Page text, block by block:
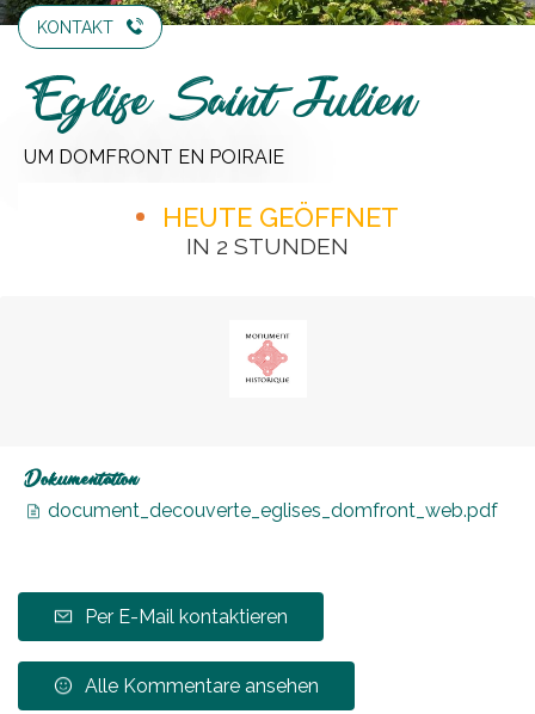
KONTAKT
Eglise Saint Julien
UM DOMFRONT EN POIRAIE
HEUTE GEÖFFNET
IN 2 STUNDEN
Dokumentation
document_decouverte_eglises_domfront_web.pdf
Per E-Mail kontaktieren
Alle Kommentare ansehen